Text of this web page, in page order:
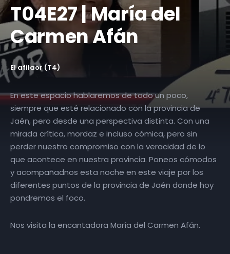
​T04E27 | María del
Carmen Afán
El afilaor (T4)
En este espacio hablaremos de todo un poco,
siempre que esté relacionado con la provincia de
Jaén, pero desde una perspectiva distinta. Con una
mirada crítica, mordaz e incluso cómica, pero sin
perder nuestro compromiso con la veracidad de lo
que acontece en nuestra provincia. Poneos cómodos
y acompañadnos esta noche en este viaje por los
diferentes puntos de la provincia de Jaén donde hoy
pondremos el foco.
Nos visita la encantadora María del Carmen Afán.